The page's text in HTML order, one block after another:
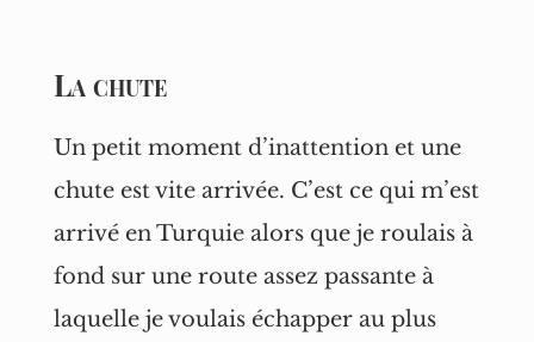
La chute
Un petit moment d’inattention et une
chute est vite arrivée. C’est ce qui m’est
arrivé en Turquie alors que je roulais à
fond sur une route assez passante à
laquelle je voulais échapper au plus